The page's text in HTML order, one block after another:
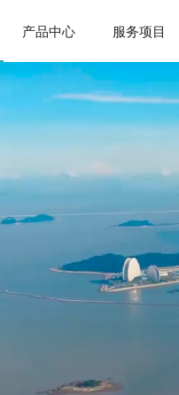
产品中心 服务项目